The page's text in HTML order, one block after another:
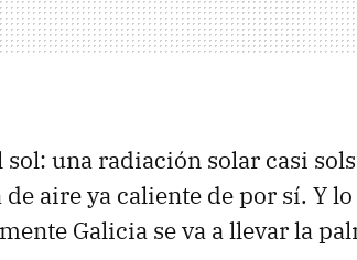
sol: una radiación solar casi
de aire ya caliente de por sí. Y
Galicia se va a llevar la